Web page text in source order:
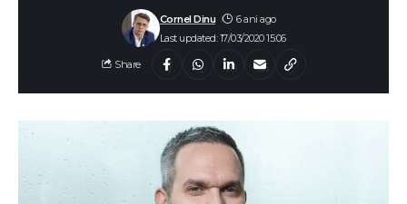
Last updated: 17/03/2020 15:06
Cornel Dinu 6 ani ago
Share